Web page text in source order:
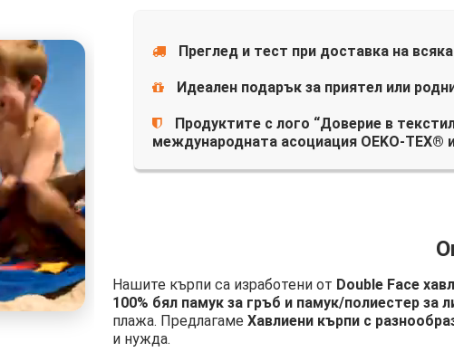
Преглед и тест при доставка на
Идеален подарък за приятел или
Продуктите с лого “Доверие в
международната асоциация OEKO-
Нашите кърпи са изработени от Double Face
100% бял памук за гръб и памук/полиестер за
плажа. Предлагаме Хавлиени кърпи с
и нужда.